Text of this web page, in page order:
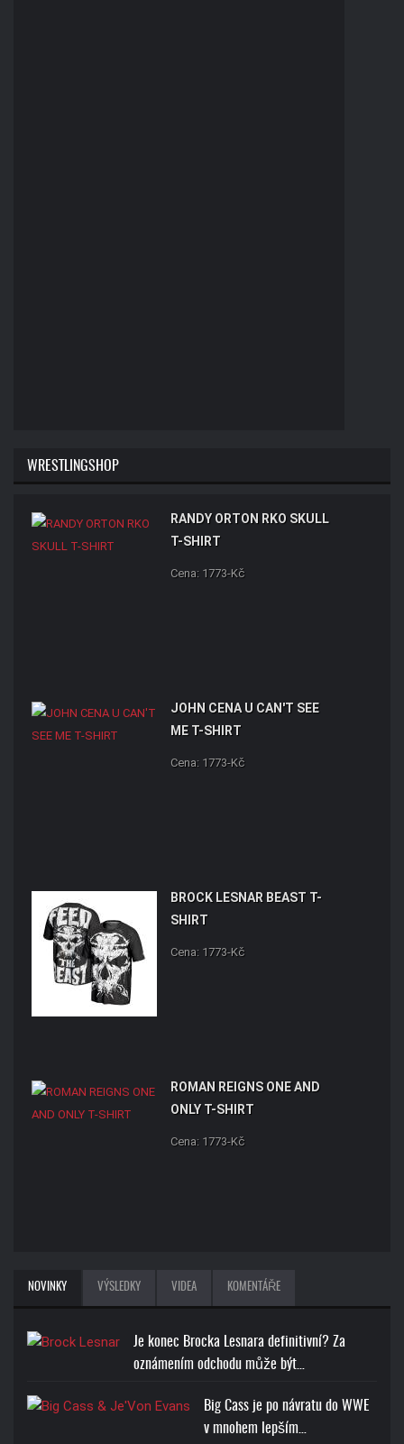
WRESTLINGSHOP
RANDY ORTON RKO SKULL
T-SHIRT
Cena: 1773-Kč
JOHN CENA U CAN'T SEE
ME T-SHIRT
Cena: 1773-Kč
BROCK LESNAR BEAST T-
SHIRT
Cena: 1773-Kč
ROMAN REIGNS ONE AND
ONLY T-SHIRT
Cena: 1773-Kč
NOVINKY VÝSLEDKY VIDEA KOMENTÁŘE
Je konec Brocka Lesnara definitivní? Za
oznámením odchodu může být…
Big Cass je po návratu do WWE
v mnohem lepším…